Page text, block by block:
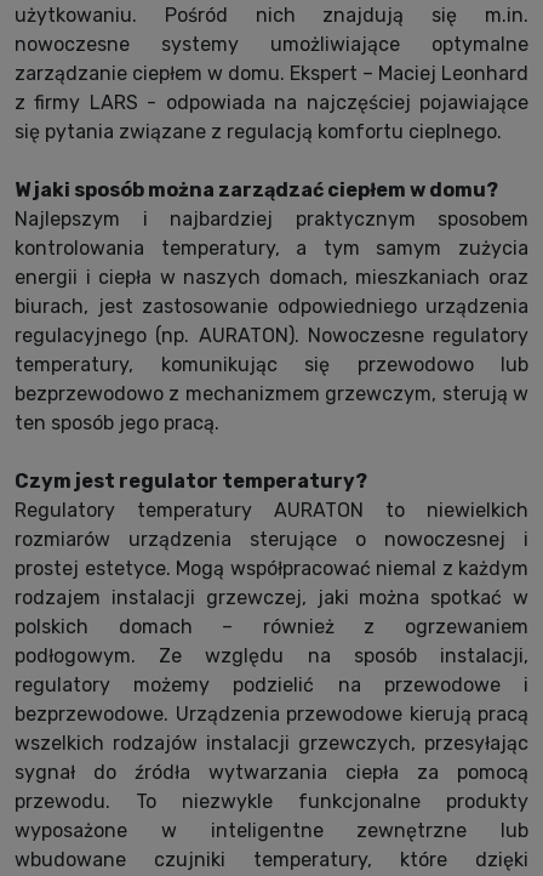
użytkowaniu. Pośród nich znajdują się m.in.
nowoczesne systemy umożliwiające optymalne
zarządzanie ciepłem w domu. Ekspert – Maciej Leonhard
z firmy LARS - odpowiada na najczęściej pojawiające
się pytania związane z regulacją komfortu cieplnego.
W jaki sposób można zarządzać ciepłem w domu?
Najlepszym i najbardziej praktycznym sposobem
kontrolowania temperatury, a tym samym zużycia
energii i ciepła w naszych domach, mieszkaniach oraz
biurach, jest zastosowanie odpowiedniego urządzenia
regulacyjnego (np. AURATON). Nowoczesne regulatory
temperatury, komunikując się przewodowo lub
bezprzewodowo z mechanizmem grzewczym, sterują w
ten sposób jego pracą.
Czym jest regulator temperatury?
Regulatory temperatury AURATON to niewielkich
rozmiarów urządzenia sterujące o nowoczesnej i
prostej estetyce. Mogą współpracować niemal z każdym
rodzajem instalacji grzewczej, jaki można spotkać w
polskich domach – również z ogrzewaniem
podłogowym. Ze względu na sposób instalacji,
regulatory możemy podzielić na przewodowe i
bezprzewodowe. Urządzenia przewodowe kierują pracą
wszelkich rodzajów instalacji grzewczych, przesyłając
sygnał do źródła wytwarzania ciepła za pomocą
przewodu. To niezwykle funkcjonalne produkty
wyposażone w inteligentne zewnętrzne lub
wbudowane czujniki temperatury, które dzięki